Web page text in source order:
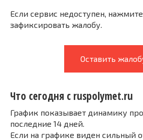
Если сервис недоступен,
зафиксировать жалобу.
Оставить
Что сегодня с ruspolymet.ru
График показывает динамику
последние 14 дней.
Если на графике виден сильный